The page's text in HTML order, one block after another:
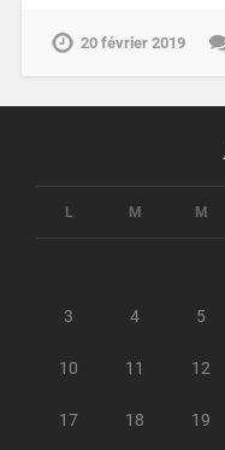
20 février 2019
L M M
3 4 5
10 11 12
17 18 19